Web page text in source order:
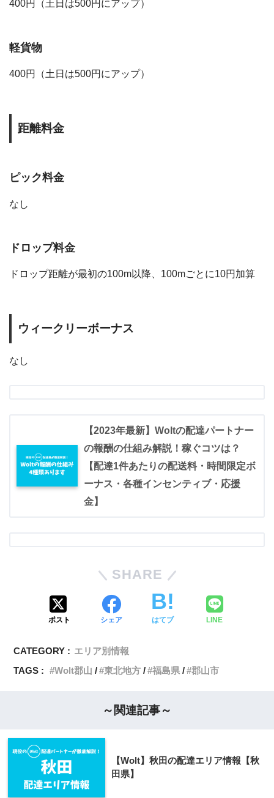
400円（土日は500円にアップ）
軽貨物
400円（土日は500円にアップ）
距離料金
ピック料金
なし
ドロップ料金
ドロップ距離が最初の100m以降、100mごとに10円加算
ウィークリーボーナス
なし
【2023年最新】Woltの配達パートナー
の報酬の仕組み解説！稼ぐコツは？
【配達1件あたりの配送料・時間限定ボ
ーナス・各種インセンティブ・応援
金】
SHARE
ポスト シェア はてブ LINE
CATEGORY : エリア別情報
TAGS :
Wolt郡山 東北地方 福島県 郡山市
～関連記事～
【Wolt】秋田の配達エリア情報【秋
田県】